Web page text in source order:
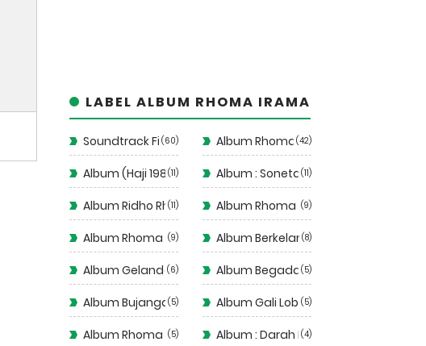
LABEL ALBUM RHOMA IRAMA
Soundtrack Film
60 Album Rhoma Irama
42
Album (Haji 1988)
11 Album : Soneta Vol 12
11
Album Ridho Rhoma
11 Album Rhoma Santai
9
Album Rhoma Stop!
9 Album Berkelana II
8
Album Gelandangan 1972
6 Album Begadang II
5
Album Bujangan (1993)
5 Album Gali Lobang Tutup Lobang
5
Album Rhoma ( Judi )
5 Album : Darah Muda
4